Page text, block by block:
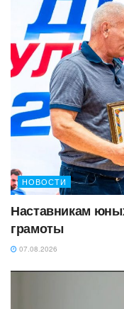
НОВОСТИ
Наставникам
грамоты
07.08.2026